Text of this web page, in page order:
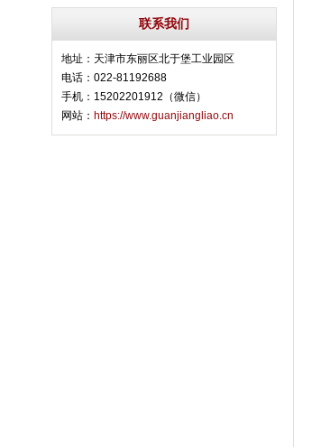
灌浆料
联系我们
地址：天津市东丽区北于堡工业园区
电话：022-81192688
手机：15202201912（微信）
网站： https://www.guanjiangliao.cn